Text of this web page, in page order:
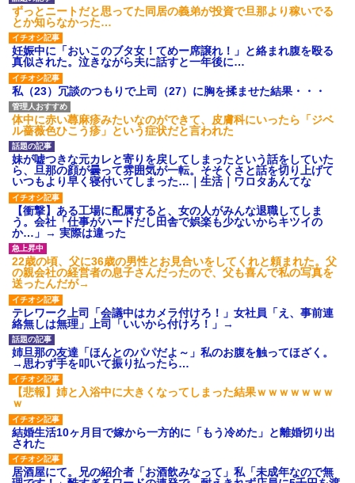
私「初めて飲む味だけどなん
のお茶？」彼「ちっ！」私「」
【GIF】JSのカンチョーワロ
タ
後続車にクラクションを鳴ら
され彼氏が逆切れ。「何クラク
ション鳴らしてんだ！降りてこ
いよ！」と怒鳴りだし...
【衝撃】報酬100万円超の治験
募集がこちらｗｗｗｗｗ(※画像
あり)
【ネット騒然】惨殺されたタ
ワマン頂き女子のこの動画、す
げえええええｗｗｗｗｗｗｗｗ
ｗｗｗ
【愕然】白のクラウン俺氏、
高速道路左車線を制限速度で走
った結果wwwwwwwwwwww
百年の恋12-899 食べた量を
張り合ってくる
【悲報】佐藤輝明・・・２軍
でも盛大にやらかす←あまり悲
しませないでくれ
ずっとニートだと思ってた同居の義弟が投資で旦那より稼いでる
とか知らなかった…
妊娠中に「おいこのブタ女！てめー席譲れ！」と絡まれ腹を殴る
真似された。泣きながら夫に話すと一年後に…
私（23）冗談のつもりで上司（27）に胸を揉ませた結果・・・
体中に赤い蕁麻疹みたいなのができて、皮膚科にいったら「ジベ
ル薔薇色ひこう疹」という症状だと言われた
妹が嘘つきな元カレと寄りを戻してしまったという話をしていた
ら、旦那の顔が曇って雰囲気が一転。そそくさと話を切り上げて
いつもより早く寝付いてしまった…｜生活｜ワロタあんてな
【衝撃】ある工場に配属すると、女の人がみんな退職してしま
う。会社「仕事がハードだし田舎で娯楽も少ないからキツイの
か…」→ 実際は違った
22歳の頃、父に36歳の男性とお見合いをしてくれと頼まれた。父
の親会社の経営者の息子さんだったので、父も喜んで私の写真を
送ったんだが→
テレワーク上司「会議中はカメラ付けろ！」女社員「え、事前連
絡無しは無理」上司「いいから付けろ！」→
姉旦那の友達「ほんとのパパだよ～」私のお腹を触ってほざく。
→思わず手を叩いて振り払ったら…
【悲報】姉と入浴中に大きくなってしまった結果ｗｗｗｗｗｗｗ
ｗ
結婚生活10ヶ月目で嫁から一方的に「もう冷めた」と離婚切り出
された
居酒屋にて。兄の紹介者「お酒飲みなって」私「未成年なので無